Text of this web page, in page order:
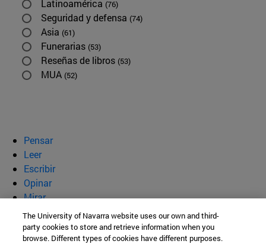
Latinoamérica (76)
Seguridad y defensa (74)
Asia (61)
Funerarias (53)
Reseñas de libros (53)
MUA (52)
Pensar
Leer
Escribir
Opinar
Mirar
Quiénes somos
BeBrave
The University of Navarra website uses our own and third-
party cookies to store and retrieve information when you
browse. Different types of cookies have different purposes.